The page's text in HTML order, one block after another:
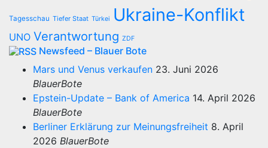
Tagesschau Tiefer Staat Türkei Ukraine-Konflikt
UNO Verantwortung ZDF
Newsfeed – Blauer Bote
Mars und Venus verkaufen 23. Juni 2026
BlauerBote
Epstein-Update – Bank of America 14. April 2026
BlauerBote
Berliner Erklärung zur Meinungsfreiheit 8. April
2026 BlauerBote